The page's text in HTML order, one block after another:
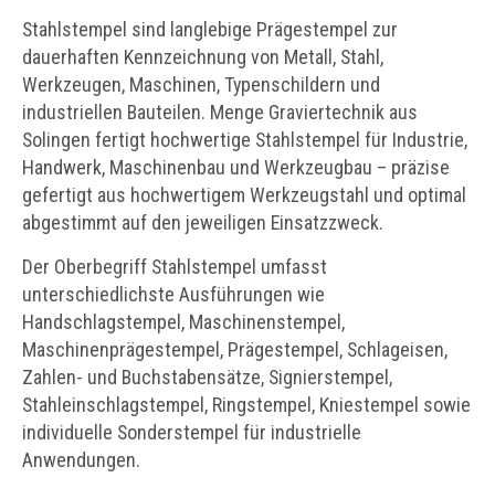
Stahlstempel sind langlebige Prägestempel zur
dauerhaften Kennzeichnung von Metall, Stahl,
Werkzeugen, Maschinen, Typenschildern und
industriellen Bauteilen. Menge Graviertechnik aus
Solingen fertigt hochwertige Stahlstempel für Industrie,
Handwerk, Maschinenbau und Werkzeugbau – präzise
gefertigt aus hochwertigem Werkzeugstahl und optimal
abgestimmt auf den jeweiligen Einsatzzweck.
Der Oberbegriff Stahlstempel umfasst
unterschiedlichste Ausführungen wie
Handschlagstempel, Maschinenstempel,
Maschinenprägestempel, Prägestempel, Schlageisen,
Zahlen- und Buchstabensätze, Signierstempel,
Stahleinschlagstempel, Ringstempel, Kniestempel sowie
individuelle Sonderstempel für industrielle
Anwendungen.